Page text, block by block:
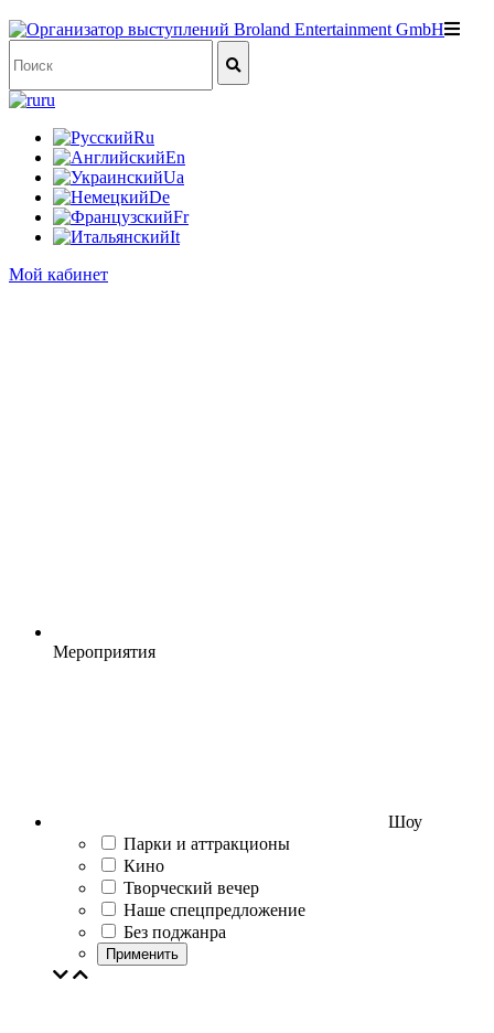
ru
Ru
En
Ua
De
Fr
It
Мой кабинет
Мероприятия
Шоу
Парки и аттракционы
Кино
Творческий вечер
Наше спецпредложение
Без поджанра
Применить